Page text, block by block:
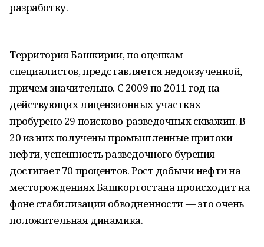
разработку.
Территория Башкирии, по оценкам
специалистов, представляется недоизученной,
причем значительно. С 2009 по 2011 год на
действующих лицензионных участках
пробурено 29 поисково-разведочных скважин. В
20 из них получены промышленные притоки
нефти, успешность разведочного бурения
достигает 70 процентов. Рост добычи нефти на
месторождениях Башкортостана происходит на
фоне стабилизации обводненности — это очень
положительная динамика.